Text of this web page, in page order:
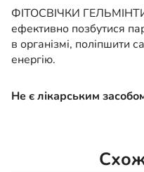
ФІТОСВІЧКИ
ефективно позбутися
в організмі, поліпшити
енергію.
Не є лікарським